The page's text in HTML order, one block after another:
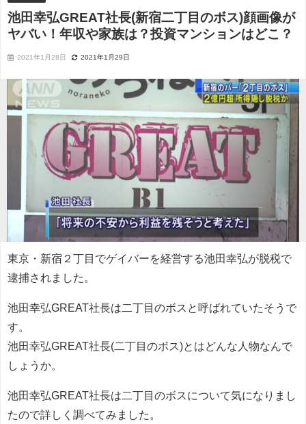
池田幸弘GREAT社長(新宿二丁目のボス)顔画像が
ヤバい！年収や家族は？投資マンションはどこ？
2021年1月28日 2021年1月29日
東京・新宿２丁目でゲイバーを経営する池田幸弘が脱税で
逮捕されました。
池田幸弘GREAT社長は二丁目のボスと呼ばれていたそうで
す。
池田幸弘GREAT社長(二丁目のボス)とはどんな人物なんで
しょうか。
池田幸弘GREAT社長は二丁目のボスについて気になりまし
たので詳しく調べてみました。